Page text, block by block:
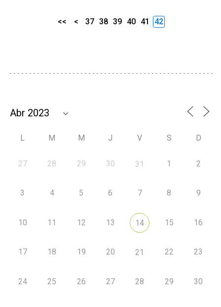
<< < 37 38 39 40 41 42
L M M J V S D
27 28 29 30 31 1 2
3 4 5 6 7 8 9
10 11 12 13 14 15 16
17 18 19 20 21 22 23
24 25 26 27 28 29 30